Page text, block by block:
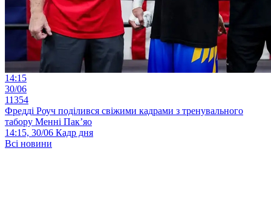
14:15
30/06
11354
Фредді Роуч поділився свіжими кадрами з тренувального
табору Менні Пак’яо
14:15, 30/06 Кадр дня
Всі новини